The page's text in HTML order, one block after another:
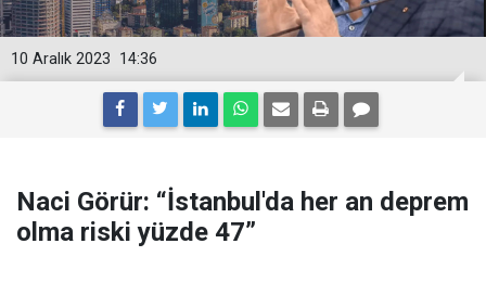
14:36
10 Aralık 2023
Naci Görür: “İstanbul'da her an deprem
olma riski yüzde 47”